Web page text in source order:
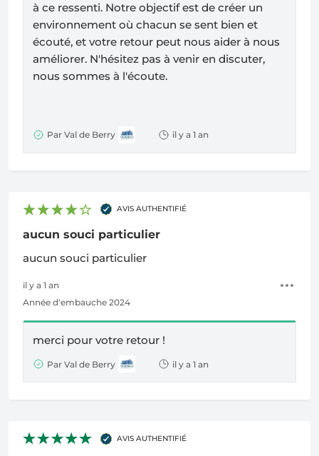
à ce ressenti. Notre objectif est de créer un
environnement où chacun se sent bien et
écouté, et votre retour peut nous aider à nous
améliorer. N'hésitez pas à venir en discuter,
nous sommes à l'écoute.
Par Val de Berry il y a 1 an
AVIS AUTHENTIFIÉ
aucun souci particulier
aucun souci particulier
il y a 1 an
Année d'embauche 2024
merci pour votre retour !
Par Val de Berry il y a 1 an
AVIS AUTHENTIFIÉ